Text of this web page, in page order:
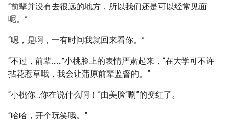
“前辈并没有去很远的地方，所以我们还是可以经常见面
呢。”
“嗯，是啊，一有时间我就回来看你。”
“不过，前辈……”小桃脸上的表情严肃起来，“在大学可不许
拈花惹草哦，我会让蒲原前辈监督的。”
“小桃你…你在说什么啊！”由美脸“唰”的变红了。
“哈哈，开个玩笑哦。”